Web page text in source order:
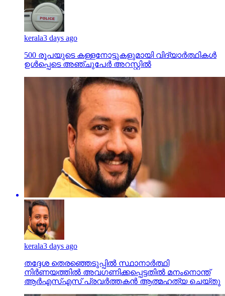
kerala3 days ago
500 രൂപയുടെ കള്ളനോട്ടുകളുമായി വിദ്യാര്‍ത്ഥികള്‍
ഉള്‍പ്പെടെ അഞ്ചുപേര്‍ അറസ്റ്റില്‍
kerala3 days ago
തദ്ദേശ തെരഞ്ഞെടുപ്പില്‍ സ്ഥാനാര്‍ത്ഥി
നിര്‍ണയത്തില്‍ അവഗണിക്കപ്പെട്ടതില്‍ മനംനൊന്ത്
ആര്‍എസ്എസ് പ്രവര്‍ത്തകന്‍ ആത്മഹത്യ ചെയ്തു